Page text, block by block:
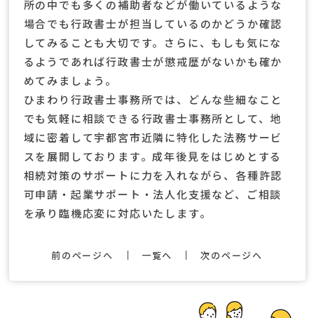
所の中でも多くの補助者などが働いているような
場合でも行政書士が担当しているのかどうか確認
してみることも大切です。さらに、もしも気にな
るようであれば行政書士が懲戒歴がないかも確か
めてみましょう。
ひまわり行政書士事務所では、どんな些細なこと
でも気軽に相談できる行政書士事務所として、地
域に密着して宇都宮市近隣に特化した法務サービ
スを展開しております。成年後見をはじめとする
相続対策のサポートに力を入れながら、各種許認
可申請・起業サポート・法人化支援など、ご相談
を承り臨機応変に対応いたします。
前のページへ 一覧へ 次のページへ